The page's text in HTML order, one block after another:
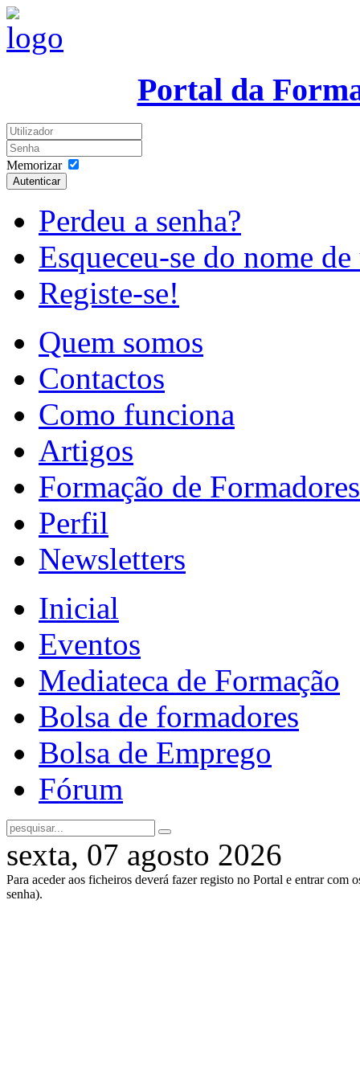
Portal da
Memorizar
Autenticar
Perdeu a senha?
Esqueceu-se do nome
Registe-se!
Quem somos
Contactos
Como funciona
Artigos
Formação de Formadores
Perfil
Newsletters
Inicial
Eventos
Mediateca de Formação
Bolsa de formadores
Bolsa de Emprego
Fórum
sexta, 07 agosto 2026
Para aceder aos ficheiros deverá fazer registo no Portal e entrar com
senha).